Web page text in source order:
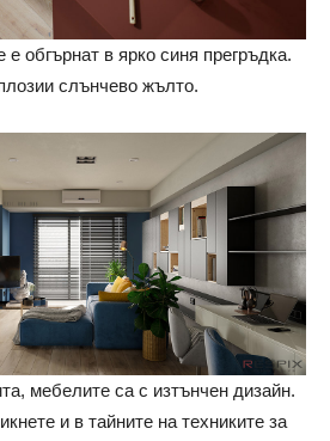
обгърнат в ярко синя прегръдка.
слънчево жълто.
мебелите са с изтънчен дизайн.
и в тайните на техниките за